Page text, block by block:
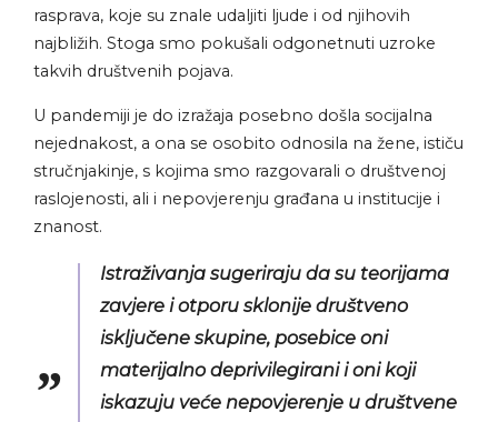
rasprava, koje su znale udaljiti ljude i od njihovih
najbližih. Stoga smo pokušali odgonetnuti uzroke
takvih društvenih pojava.
U pandemiji je do izražaja posebno došla socijalna
nejednakost, a ona se osobito odnosila na žene, ističu
stručnjakinje, s kojima smo razgovarali o društvenoj
raslojenosti, ali i nepovjerenju građana u institucije i
znanost.
Istraživanja sugeriraju da su teorijama
zavjere i otporu sklonije društveno
isključene skupine, posebice oni
materijalno deprivilegirani i oni koji
iskazuju veće nepovjerenje u društvene